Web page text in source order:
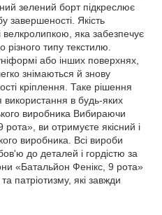
зелений борт підкреслює
завершеності. Якість
яка забезпечує
різного типу текстилю.
або інших поверхнях,
знімаються й знову
кріплення. Таке рішення
в будь-яких
виробника Вибираючи
ви отримуєте якісний і
виробника. Всі вироби
до деталей і гордістю за
«Батальйон Фенікс, 9 рота»
патріотизму, які завжди